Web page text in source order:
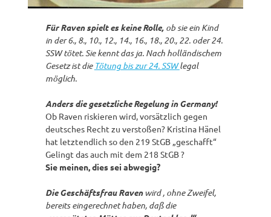
Für Raven spielt es keine Rolle,ob sie ein Kind
in der 6., 8., 10., 12., 14., 16., 18., 20., 22. oder 24.
SSW tötet. Sie kennt das ja. Nach holländischem
Gesetz ist die Tötung bis zur 24. SSWlegal
möglich.
Anders die gesetzliche Regelung in Germany!
Ob Raven riskieren wird, vorsätzlich gegen
deutsches Recht zu verstoßen? Kristina Hänel
hat letztendlich so den 219 StGB „geschafft“
Gelingt das auch mit dem 218 StGB ?
Sie meinen, dies sei abwegig?
Die Geschäftsfrau Raven wird , ohne Zweifel,
bereits eingerechnet haben, daß die